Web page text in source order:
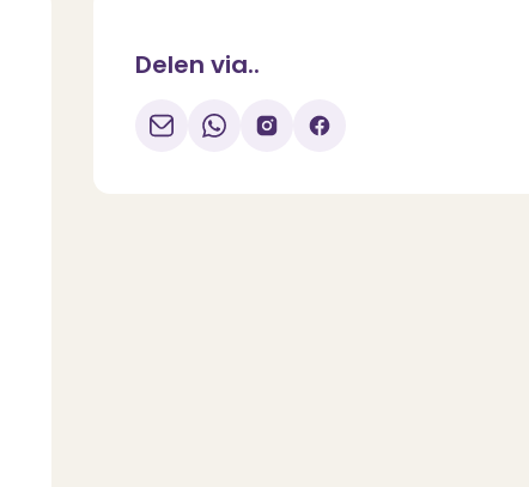
Delen via..